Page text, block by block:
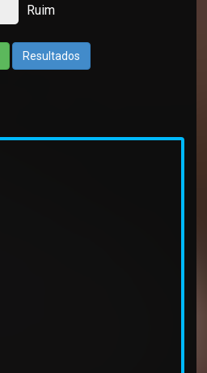
Ruim
Resultados